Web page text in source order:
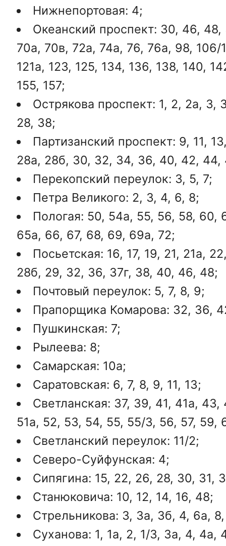
Нижнепортовая: 4;
Океанский проспект: 30, 46,
70а, 70в, 72а, 74а, 76, 76а, 98, 106/
121а, 123, 125, 134, 136, 138, 140,
155, 157;
Острякова проспект: 1, 2, 2а, 3,
28, 38;
Партизанский проспект: 9, 11,
28а, 28б, 30, 32, 34, 36, 40, 42, 44,
Перекопский переулок: 3, 5, 7;
Петра Великого: 2, 3, 4, 6, 8;
Пологая: 50, 54а, 55, 56, 58, 60,
65а, 66, 67, 68, 69, 69а, 72;
Посьетская: 16, 17, 19, 21, 21а,
28б, 29, 32, 36, 37г, 38, 40, 46, 48;
Почтовый переулок: 5, 7, 8, 9;
Прапорщика Комарова: 32, 36,
Пушкинская: 7;
Рылеева: 8;
Самарская: 10а;
Саратовская: 6, 7, 8, 9, 11, 13;
Светланская: 37, 39, 41, 41а, 43,
51а, 52, 53, 54, 55, 55/3, 56, 57, 59,
Светланский переулок: 11/2;
Северо-Суйфунская: 4;
Сипягина: 15, 22, 26, 28, 30, 31,
Станюковича: 10, 12, 14, 16, 48;
Стрельникова: 3, 3а, 3б, 4, 6а,
Суханова: 1, 1а, 2, 1/3, 3а, 4, 4а,